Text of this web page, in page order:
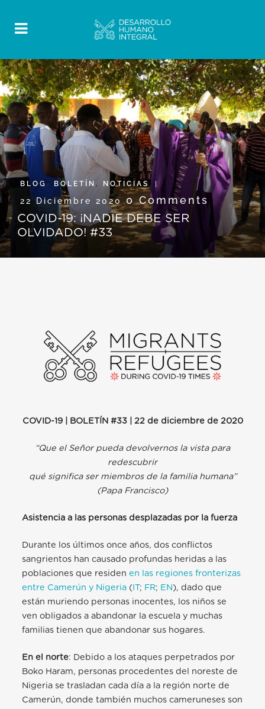
BLOG, BOLETÍN , NOTICIAS
22 Diciembre 20200 Comments
COVID-19: ¡NADIE DEBE SER
OLVIDADO! #33
COVID-19 | BOLETÍN #33 | 22 de diciembre de 2020
“Que el Señor pueda devolvernos la vista para
redescubrir
qué significa ser miembros de la familia humana”
(Papa Francisco)
Asistencia a las personas desplazadas por la fuerza
Durante los últimos once años, dos conflictos
sangrientos han causado profundas heridas a las
poblaciones que residenen las regiones fronterizas
entre Camerún y Nigeria (IT; FR; EN), dado que
están muriendo personas inocentes, los niños se
ven obligados a abandonar la escuela y muchas
familias tienen que abandonar sus hogares.
En el norte: Debido a los ataques perpetrados por
Boko Haram, personas procedentes del noreste de
Nigeria se trasladan cada día a la región norte de
Camerún, donde también muchos cameruneses son